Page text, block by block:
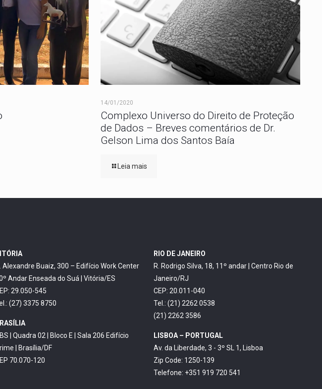
14/01/2020
Complexo Universo do Direito de Proteção
de Dados – Breves comentários de Dr.
Gelson Lima dos Santos Baía
Leia mais
Alexandre Buaiz, 300 – Edifício Work Center
Andar Enseada do Suá | Vitória/ES
29.050-545
(27) 3375 8750
| Quadra 02 | Bloco E | Sala 206 Edifício
| Brasília/DF
70.070-120
RIO DE JANEIRO
R. Rodrigo Silva, 18, 11º andar | Centro Rio de
Janeiro/RJ
CEP: 20.011-040
Tel.: (21) 2262 0538
(21) 2262 3586
LISBOA – PORTUGAL
Av. da Liberdade, 3 - 3º SL 1, Lisboa
Zip Code: 1250-139
Telefone: +351 919 720 541